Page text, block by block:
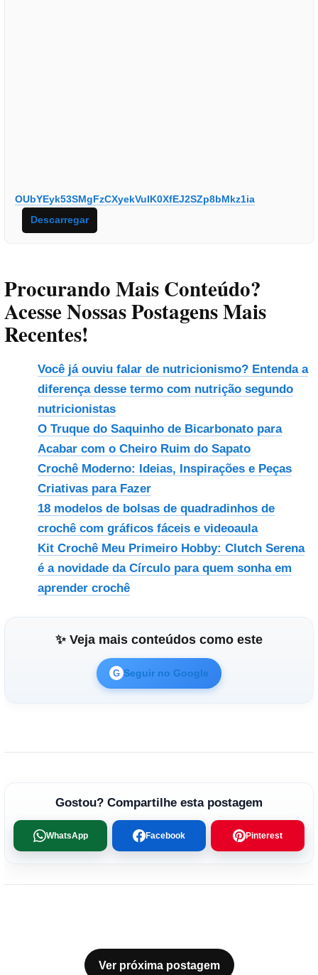
OUbYEyk53SMgFzCXyekVuIK0XfEJ2SZp8bMkz1ia
Descarregar
Procurando Mais Conteúdo?
Acesse Nossas Postagens Mais
Recentes!
Você já ouviu falar de nutricionismo? Entenda a
diferença desse termo com nutrição segundo
nutricionistas
O Truque do Saquinho de Bicarbonato para
Acabar com o Cheiro Ruim do Sapato
Crochê Moderno: Ideias, Inspirações e Peças
Criativas para Fazer
18 modelos de bolsas de quadradinhos de
crochê com gráficos fáceis e videoaula
Kit Crochê Meu Primeiro Hobby: Clutch Serena
é a novidade da Círculo para quem sonha em
aprender crochê
✨ Veja mais conteúdos como este
G Seguir no Google
Gostou? Compartilhe esta postagem
WhatsApp Facebook Pinterest
Ver próxima postagem